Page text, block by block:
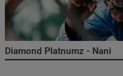
Diamond Platnumz - Nani